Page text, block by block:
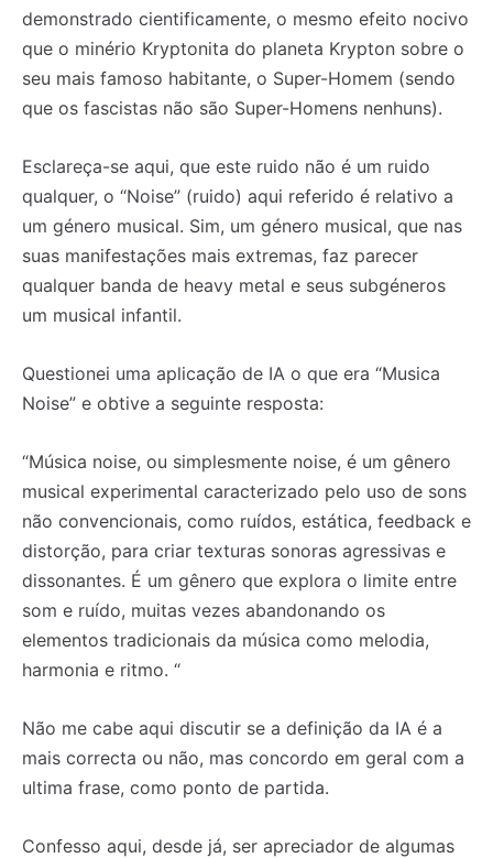
demonstrado cientificamente, o mesmo efeito nocivo
que o minério Kryptonita do planeta Krypton sobre o
seu mais famoso habitante, o Super-Homem (sendo
que os fascistas não são Super-Homens nenhuns).
Esclareça-se aqui, que este ruido não é um ruido
qualquer, o “Noise” (ruido) aqui referido é relativo a
um género musical. Sim, um género musical, que nas
suas manifestações mais extremas, faz parecer
qualquer banda de heavy metal e seus subgéneros
um musical infantil.
Questionei uma aplicação de IA o que era “Musica
Noise” e obtive a seguinte resposta:
“Música noise, ou simplesmente noise, é um gênero
musical experimental caracterizado pelo uso de sons
não convencionais, como ruídos, estática, feedback e
distorção, para criar texturas sonoras agressivas e
dissonantes. É um gênero que explora o limite entre
som e ruído, muitas vezes abandonando os
elementos tradicionais da música como melodia,
harmonia e ritmo. “
Não me cabe aqui discutir se a definição da IA é a
mais correcta ou não, mas concordo em geral com a
ultima frase, como ponto de partida.
Confesso aqui, desde já, ser apreciador de algumas